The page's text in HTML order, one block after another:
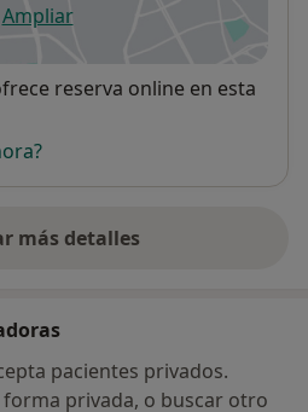
Ampliarse abre en una nueva
reserva online en esta
más detalles
sobre la dirección
pacientes privados.
privada, o buscar otro